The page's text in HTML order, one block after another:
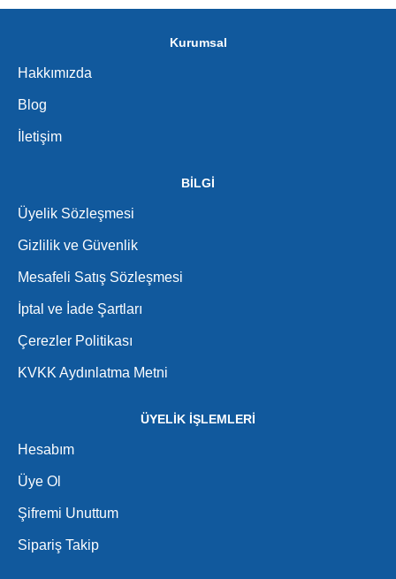
Kurumsal
Hakkımızda
Blog
İletişim
BİLGİ
Üyelik Sözleşmesi
Gizlilik ve Güvenlik
Mesafeli Satış Sözleşmesi
İptal ve İade Şartları
Çerezler Politikası
KVKK Aydınlatma Metni
ÜYELİK İŞLEMLERİ
Hesabım
Üye Ol
Şifremi Unuttum
Sipariş Takip